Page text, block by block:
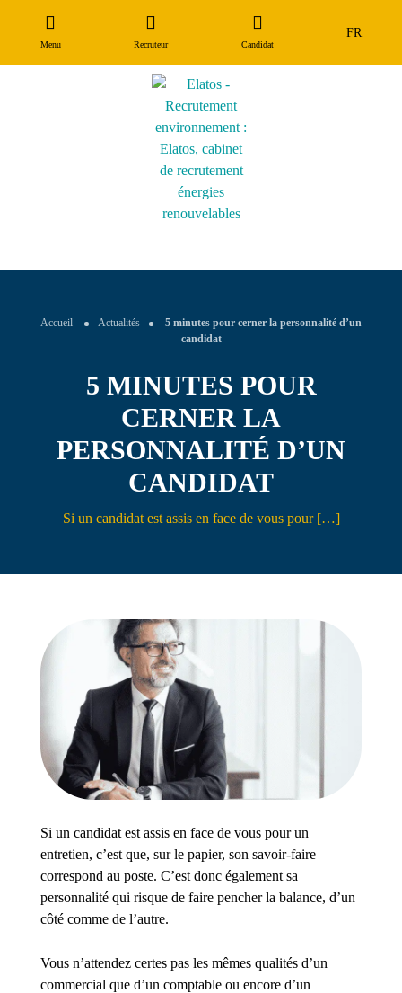
Menu Recruteur Candidat
FR
Métiers
Notre processus
Qui sommes-nous ?
Accueil Actualités
5 minutes pour cerner la personnalité d’un
candidat
5 MINUTES POUR
CERNER LA
PERSONNALITÉ D’UN
CANDIDAT
Si un candidat est assis en face de vous pour […]
Si un candidat est assis en face de vous pour un
entretien, c’est que, sur le papier, son savoir-faire
correspond au poste. C’est donc également sa
personnalité qui risque de faire pencher la balance, d’un
côté comme de l’autre.
Vous n’attendez certes pas les mêmes qualités d’un
commercial que d’un comptable ou encore d’un